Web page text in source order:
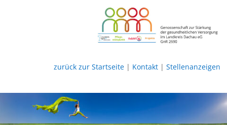
zurück zur Startseite| Kontakt| Stellenanzeigen